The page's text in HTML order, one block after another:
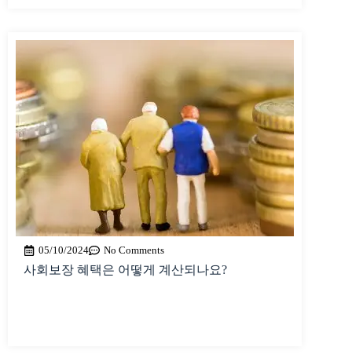
05/10/2024 No Comments
사회보장 혜택은 어떻게 계산되나요?